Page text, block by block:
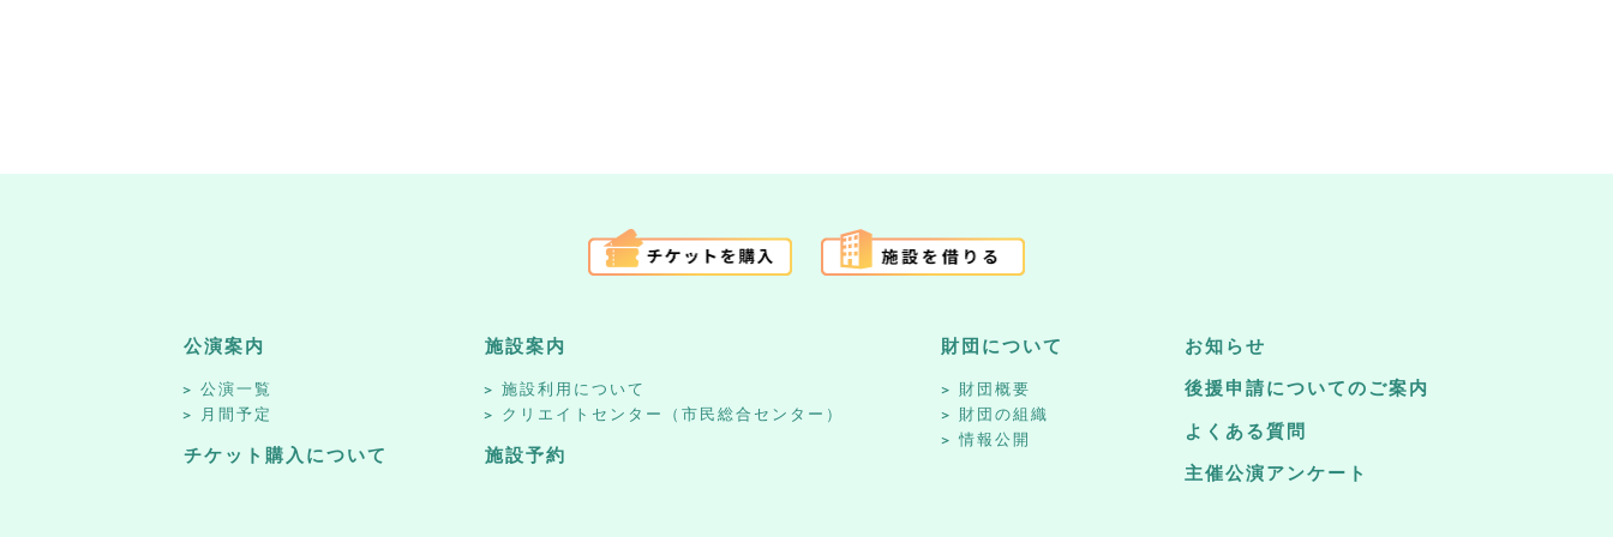
公演案内
公演一覧
月間予定
チケット購入について
施設案内
施設利用について
クリエイトセンター（市民総合センター）
施設予約
財団について
財団概要
財団の組織
情報公開
お知らせ
後援申請についてのご案内
よくある質問
主催公演アンケート